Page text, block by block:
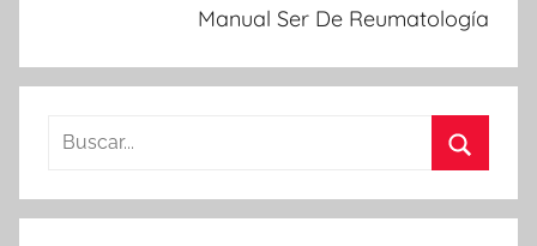
Manual Ser De Reumatología
Buscar: